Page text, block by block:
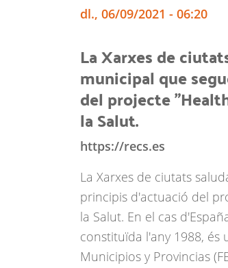
dl., 06/09/2021 - 06:20
La Xarxes de
municipal que
del projecte
la Salut.
https://recs.es
La Xarxes de ciutats
principis d'actuació del
la Salut. En el cas
constituïda l'any 1988, és
Municipios y Provincias